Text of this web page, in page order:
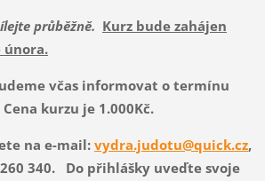
průběžně. Kurz bude zahájen
února.
včas informovat o termínu
Cena kurzu je 1.000Kč.
na e-mail:vydra.judotu@quick.cz,
340. Do přihlášky uveďte svoje